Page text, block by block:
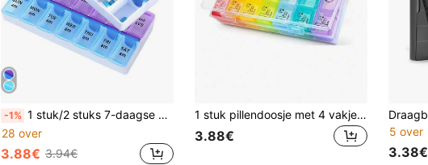
-1% 1 stuk/2 stuks 7-daagse AM/PM pillenorganizerdoos, 14 vakken met grote capaciteit medicijnopbergdoos, draagbare pillendispenser van PP-materiaal voor ouderen/reizen/kantoor vitaminepillenopslag
28 over
3.88€ 3.94€
1 stuk pillendoosje met 4 vakjes voor 7 dagen, draagbaar medicijndoosje van PP-plastic, geurloos mini-sieradendoosje, met klepdeksel, voor dagelijks medicijnbeheer
3.88€
5 over
3.38€